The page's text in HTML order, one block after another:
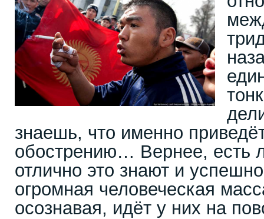
знаешь, что именно
обострению… Вернее, есть
отлично это знают и
огромная человеческая
осознавая, идёт у них на